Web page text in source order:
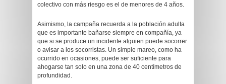
colectivo con más riesgo es el de menores de 4 años.
Asimismo, la campaña recuerda a la población adulta
que es importante bañarse siempre en compañía, ya
que si se produce un incidente alguien puede socorrer
o avisar a los socorristas. Un simple mareo, como ha
ocurrido en ocasiones, puede ser suficiente para
ahogarse tan solo en una zona de 40 centímetros de
profundidad.